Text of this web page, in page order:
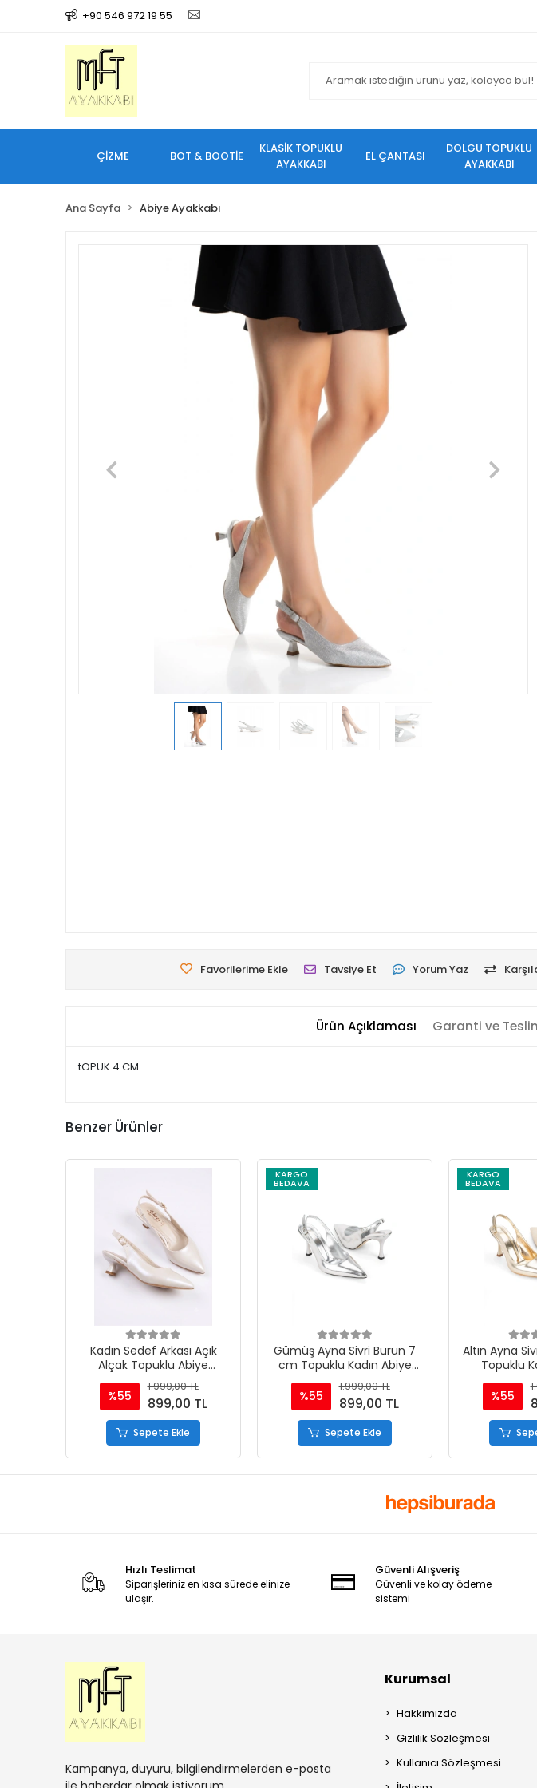
+90 546 972 19 55
ÇİZME BOT & BOOTİE
KLASİK TOPUKLU
AYAKKABI
EL ÇANTASI
DOLGU TOPUKLU
AYAKKABI
Ana Sayfa Abiye Ayakkabı
Favorilerime Ekle Tavsiye Et Yorum Yaz
Ürün Açıklaması Garanti ve
tOPUK 4 CM
Benzer Ürünler
Kadın Sedef Arkası Açık
Alçak Topuklu Abiye
Ayakkabı
%55
1.999,00 TL
899,00 TL
Sepete Ekle
KARGO
BEDAVA
Gümüş Ayna Sivri Burun 7
cm Topuklu Kadın Abiye
Ayakkabı
%55
1.999,00 TL
899,00 TL
Sepete Ekle
KARGO
BEDAVA
Altın Ayna
Topuklu
%55
Hızlı Teslimat
Siparişleriniz en kısa sürede elinize
ulaşır.
Güvenli Alışveriş
Güvenli ve kolay ödeme
sistemi
Kampanya, duyuru, bilgilendirmelerden e-posta
Kurumsal
Hakkımızda
Gizlilik Sözleşmesi
Kullanıcı Sözleşmesi